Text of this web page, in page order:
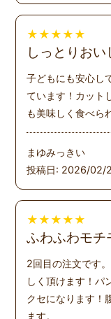
★ ★ ★ ★ ★
しっとりおい
子どもにも安心し
ています！カット
も美味しく食べら
まゆみっきい
投稿日: 2026/02/
★ ★ ★ ★ ★
ふわふわモチ
2回目の注文です
しく頂けます！パ
クセになります！
ます。